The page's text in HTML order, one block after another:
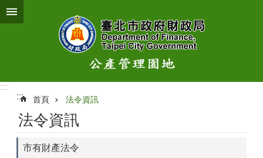
跳到主要內容區塊
:::
:::
首頁 法令資訊
法令資訊
市有財產法令